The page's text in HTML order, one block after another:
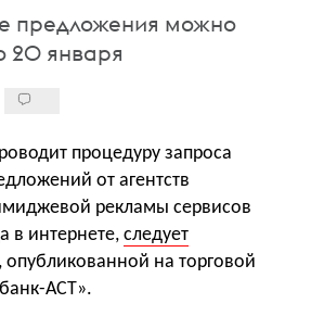
предложения можно
20 января
процедуру запроса
от агентств
рекламы сервисов
в интернете, следует
на торговой
АСТ».